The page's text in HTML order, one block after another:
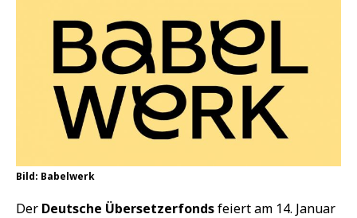
Bild: Babelwerk
Der Deutsche Übersetzerfondsfeiert am 14. Januar